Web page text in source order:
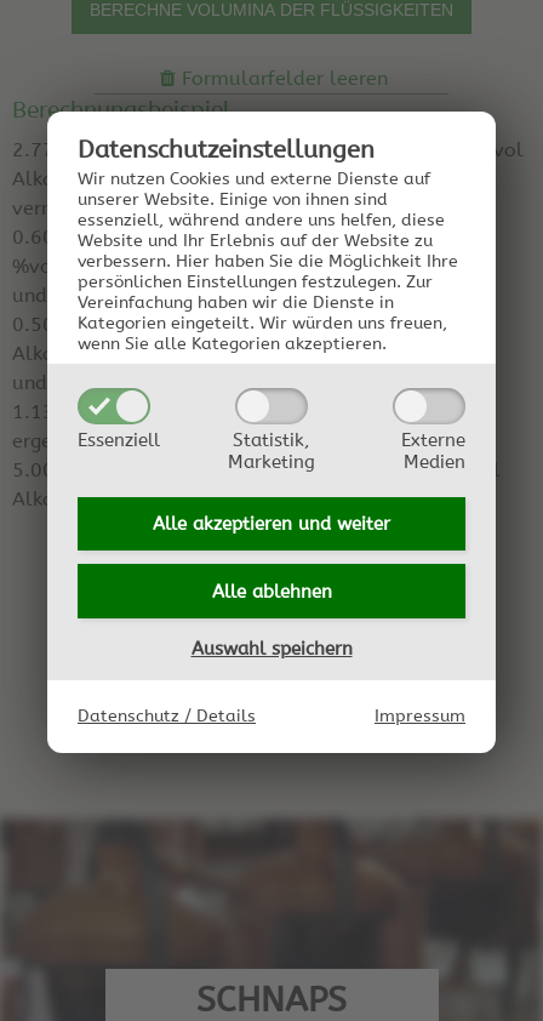
Datenschutz­einstellungen
Wir nutzen Cookies und externe Dienste auf
unserer Website. Einige von ihnen sind
essenziell, während andere uns helfen, diese
Website und Ihr Erlebnis auf der Website zu
verbessern. Hier haben Sie die Möglichkeit Ihre
persönlichen Einstellungen festzulegen. Zur
Vereinfachung haben wir die Dienste in
Kategorien eingeteilt. Wir würden uns freuen,
wenn Sie alle Kategorien akzeptieren.
Essenziell
Statistik,
Marketing
Externe
Medien
Alle akzeptieren und weiter
Alle ablehnen
Auswahl speichern
Datenschutz / Details Impressum
Formularfelder leeren
Berechnungsbeispiel
2.77 Liter Flüssigkeit I mit 6.50 % Säure und 0.70 %vol
Alkohol
vermischt mit
0.60 Liter Flüssigkeit II mit 0.20 % Säure und 12.50
%vol Alkohol
und
0.50 Liter Starter mit 3.70 % Säure und 1.10 %vol
Alkohol
und
1.13 Liter Wasser
ergeben
5.00 Liter Mischung mit 4.00 % Säure und 2.00 %vol
Alkohol.
Starter:filtrierter, gärender Essig, ohne
sogenannten Essigmutter.
SCHNAPS